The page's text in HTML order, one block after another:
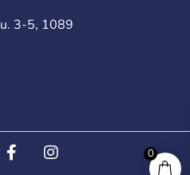
0
3-5, 1089